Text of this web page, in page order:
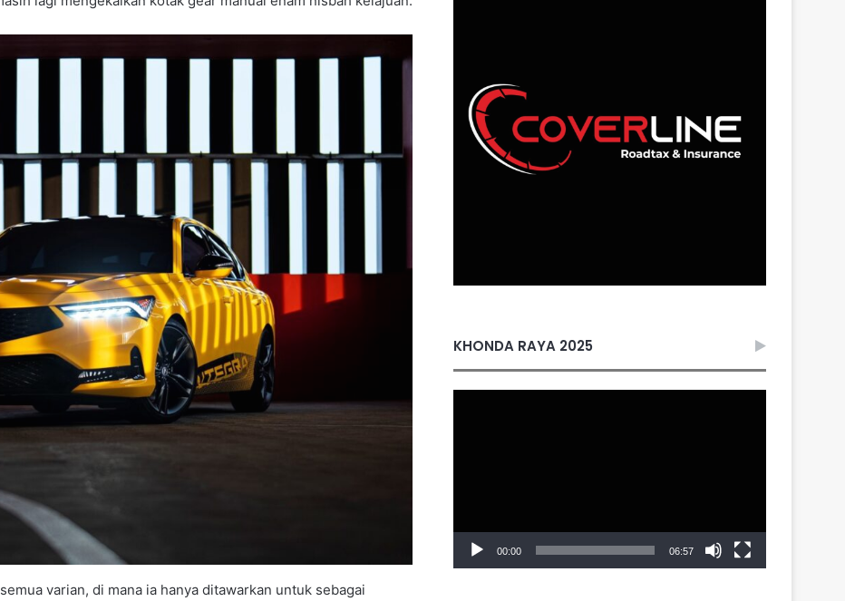
varian, di mana ia hanya ditawarkan untuk sebagai
KHONDA RAYA 2025
00:00 06:57